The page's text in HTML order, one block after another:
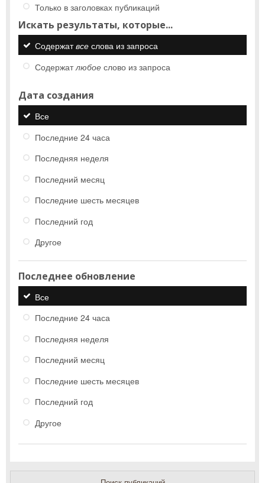
Только в заголовках публикаций
Искать результаты, которые...
Содержатвсе слова из запроса
Содержатлюбое слово из запроса
Дата создания
Все
Последние 24 часа
Последняя неделя
Последний месяц
Последние шесть месяцев
Последний год
Другое
Последнее обновление
Все
Последние 24 часа
Последняя неделя
Последний месяц
Последние шесть месяцев
Последний год
Другое